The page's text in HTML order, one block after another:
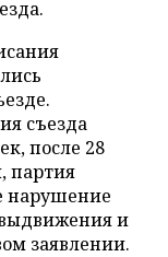
съезда
после 28
партия
нарушение
и
заявлении.